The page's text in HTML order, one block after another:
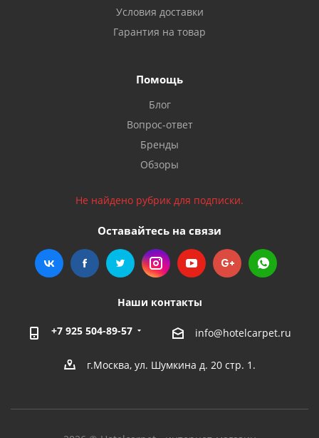
Условия доставки
Гарантия на товар
Помощь
Блог
Вопрос-ответ
Бренды
Обзоры
Не найдено рубрик для подписки.
Оставайтесь на связи
Наши контакты
+7 925 504-89-57 info@hotelcarpet.ru
г.Москва, ул. Шумкина д. 20 стр. 1.